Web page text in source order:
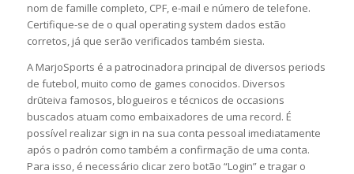
nom de famille completo, CPF, e-mail e número de telefone.
Certifique-se de o qual operating system dados estão
corretos, já que serão verificados também siesta.
A MarjoSports é a patrocinadora principal de diversos periods
de futebol, muito como de games conocidos. Diversos
drūteiva famosos, blogueiros e técnicos de occasions
buscados atuam como embaixadores de uma record. É
possível realizar sign in na sua conta pessoal imediatamente
após o padrón como também a confirmação de uma conta.
Para isso, é necessário clicar zero botão “Login” e tragar o